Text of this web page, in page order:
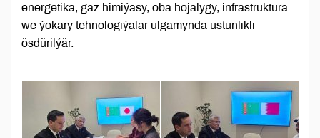
energetika, gaz himiýasy, oba hojalygy, infrastruktura
we ýokary tehnologiýalar ulgamynda üstünlikli
ösdürilýär.